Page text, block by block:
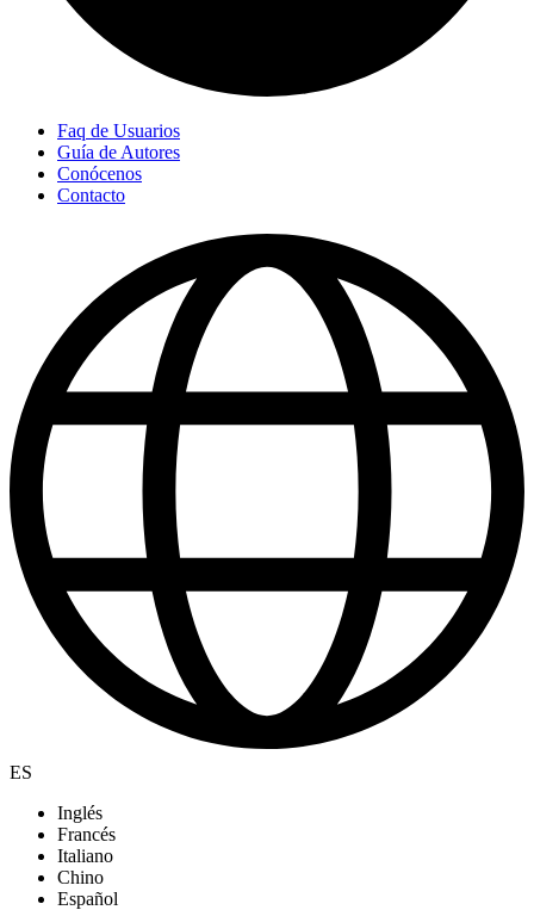
Faq de Usuarios
Guía de Autores
Conócenos
Contacto
ES
Inglés
Francés
Italiano
Chino
Español